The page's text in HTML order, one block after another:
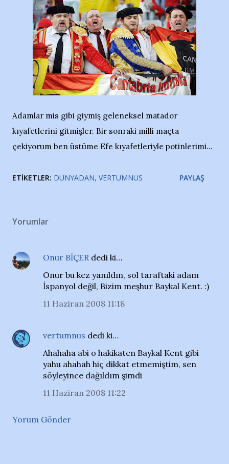
Adamlar mis gibi giymiş geleneksel matador
kıyafetlerini gitmişler. Bir sonraki milli maçta
çekiyorum ben üstüme Efe kıyafetleriyle potinlerimi...
ETIKETLER: DÜNYADAN VERTUMNUS PAYLAŞ
Yorumlar
Onur BİÇER dedi ki…
Onur bu kez yanıldın, sol taraftaki adam
İspanyol değil, Bizim meşhur Baykal Kent. :)
11 Haziran 2008 11:18
vertumnus dedi ki…
Ahahaha abi o hakikaten Baykal Kent gibi
yahu ahahah hiç dikkat etmemiştim, sen
söyleyince dağıldım şimdi
11 Haziran 2008 11:22
Yorum Gönder